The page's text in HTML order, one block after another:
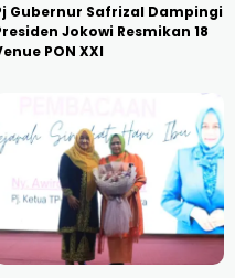
Gubernur Safrizal Dampingi
Jokowi Resmikan 18
PON XXI